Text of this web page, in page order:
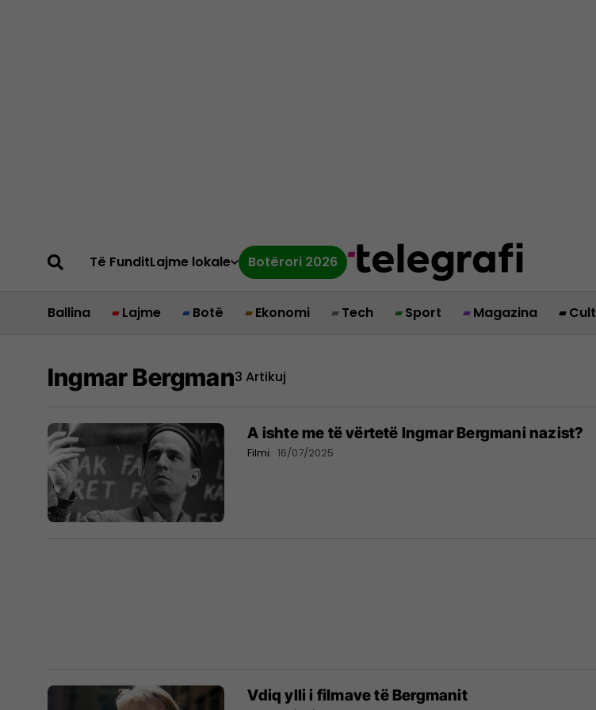
Të FunditLajme lokale Botërori 2026
Ballina Lajme Botë Ekonomi Tech Sport Magazina Cult
Ingmar Bergman3 Artikuj
A ishte me të vërtetë Ingmar Bergmani nazist?
Filmi 16/07/2025
Vdiq ylli i filmave të Bergmanit